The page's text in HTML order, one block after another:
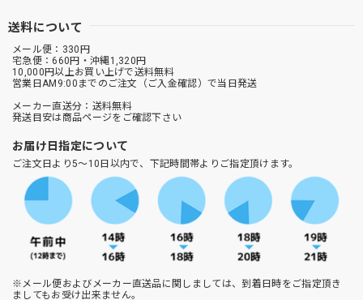
送料について
メール便：330円
宅急便：660円・沖縄1,320円
10,000円以上お買い上げで送料無料
営業日AM9:00までのご注文（ご入金確認）で当日発送
メーカー直送分：送料無料
発送目安は商品ページをご確認下さい
お届け日指定について
ご注文日より5～10日以内で、下記時間帯よりご指定頂けます。
※メール便およびメーカー直送品に関しましては、到着日時をご指定頂き
ましてもお受け出来ません。